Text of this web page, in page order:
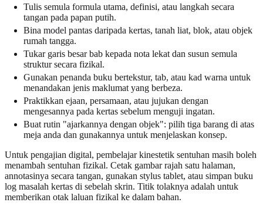
Tulis semula formula utama, definisi, atau langkah secara
tangan pada papan putih.
Bina model pantas daripada kertas, tanah liat, blok, atau objek
rumah tangga.
Tukar garis besar bab kepada nota lekat dan susun semula
struktur secara fizikal.
Gunakan penanda buku bertekstur, tab, atau kad warna untuk
menandakan jenis maklumat yang berbeza.
Praktikkan ejaan, persamaan, atau jujukan dengan
mengesannya pada kertas sebelum menguji ingatan.
Buat rutin "ajarkannya dengan objek": pilih tiga barang di atas
meja anda dan gunakannya untuk menjelaskan konsep.
Untuk pengajian digital, pembelajar kinestetik sentuhan masih boleh
menambah sentuhan fizikal. Cetak gambar rajah satu halaman,
annotasinya secara tangan, gunakan stylus tablet, atau simpan buku
log masalah kertas di sebelah skrin. Titik tolaknya adalah untuk
memberikan otak laluan fizikal ke dalam bahan.